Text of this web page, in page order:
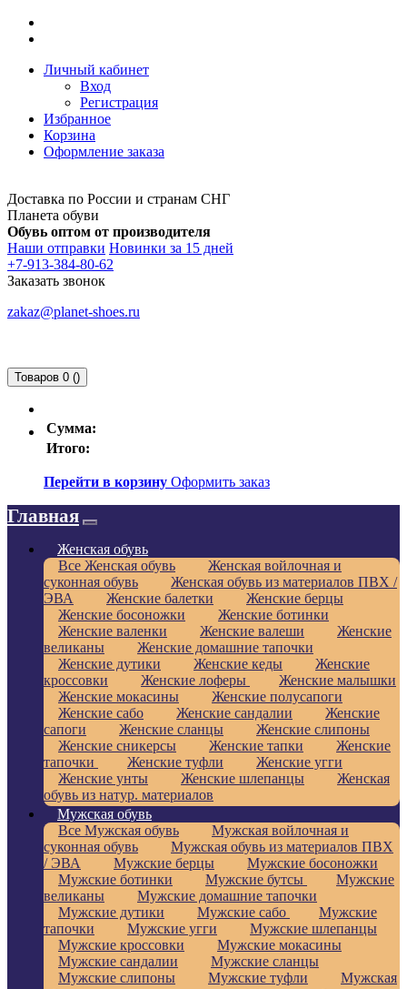
Личный кабинет
Вход
Регистрация
Избранное
Корзина
Оформление заказа
Доставка по России и странам СНГ
Планета обуви
Обувь оптом от производителя
Наши отправки Новинки за 15 дней
+7-913-384-80-62
Заказать звонок
zakaz@planet-shoes.ru
Товаров 0 ()
Сумма:
Итого:
Перейти в корзину Оформить заказ
Главная
Женская обувь
Все Женская обувь
Женская войлочная и
суконная обувь
Женская обувь из материалов ПВХ /
ЭВА
Женские балетки
Женские берцы
Женские босоножки
Женские ботинки
Женские валенки
Женские валеши
Женские
великаны
Женские домашние тапочки
Женские дутики
Женские кеды
Женские
кроссовки
Женские лоферы
Женские малышки
Женские мокасины
Женские полусапоги
Женские сабо
Женские сандалии
Женские
сапоги
Женские сланцы
Женские слипоны
Женские сникерсы
Женские тапки
Женские
тапочки
Женские туфли
Женские угги
Женские унты
Женские шлепанцы
Женская
обувь из натур. материалов
Мужская обувь
Все Мужская обувь
Мужская войлочная и
суконная обувь
Мужская обувь из материалов ПВХ
/ ЭВА
Мужские берцы
Мужские босоножки
Мужские ботинки
Мужские бутсы
Мужские
великаны
Мужские домашние тапочки
Мужские дутики
Мужские сабо
Мужские
тапочки
Мужские угги
Мужские шлепанцы
Мужские кроссовки
Мужские мокасины
Мужские сандалии
Мужские сланцы
Мужские слипоны
Мужские туфли
Мужская